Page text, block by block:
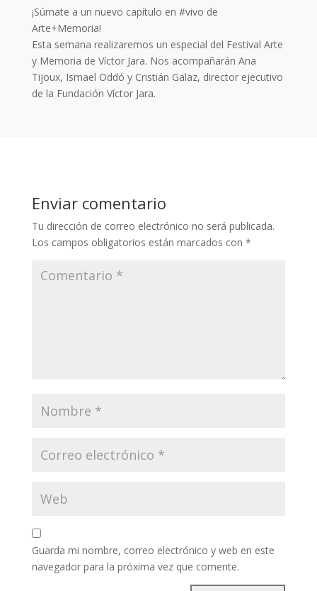
¡Súmate a un nuevo capítulo en #vivo de
Arte+Memoria!
Esta semana realizaremos un especial del Festival Arte
y Memoria de Víctor Jara. Nos acompañarán Ana
Tijoux, Ismael Oddó y Cristián Galaz, director ejecutivo
de la Fundación Víctor Jara.
Enviar comentario
Tu dirección de correo electrónico no será publicada.
Los campos obligatorios están marcados con *
Guarda mi nombre, correo electrónico y web en este
navegador para la próxima vez que comente.